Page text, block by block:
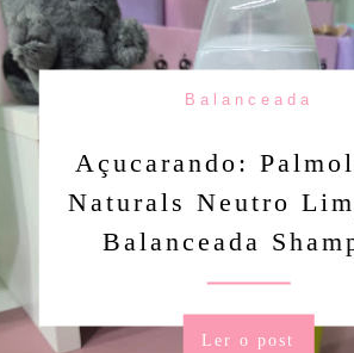
Balanceada
Açucarando:
Naturals Neutro
Balanceada
Ler o post